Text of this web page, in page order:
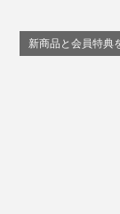
フルーツ＆
新商品と会員特典